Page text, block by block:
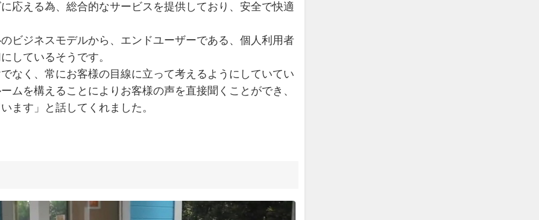
応える為、総合的なサービスを提供しており、安全で快適
ビジネスモデルから、エンドユーザーである、個人利用者
しているそうです。
なく、常にお客様の目線に立って考えるようにしていてい
ムを構えることによりお客様の声を直接聞くことができ、
ます」と話してくれました。